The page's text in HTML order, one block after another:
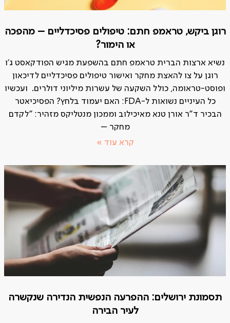
רוגן ביקש, טראמפ חתם: טיפולים פסיכדליים – מהפכה
או הימור?
נשיא ארצות הברית טראמפ חתם בהשפעת מגיש הפודקאסט ג'ו
רוגן על צו להאצת מחקר ואישור טיפולים פסיכדליים לדיכאון
ופוסט-טראומה, כולל השקעה של עשרות מיליוני דולרים. ועכשיו
כל העיניים נשואות ל-FDA: האם יעמוד בלחץ? הפסיכיאטר
הבכיר ד"ר אורן טנא מאיכילוב וממכון מנטליקס מזהיר: "לקדם
מחקר –
קרא עוד »
תסמונת ירושלים: ההפרעה הנפשית הנדירה שנקשרה
לעיר הבירה